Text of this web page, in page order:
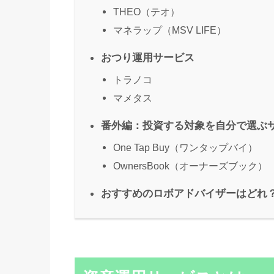
THEO（テオ）
マネラップ（MSV LIFE）
おつり運用サービス
トラノコ
マメタス
番外編：投資する対象を自分で選ぶ
One Tap Buy（ワンタップバイ）
OwnersBook（オーナーズブック）
おすすめのロボアドバイザーはどれ